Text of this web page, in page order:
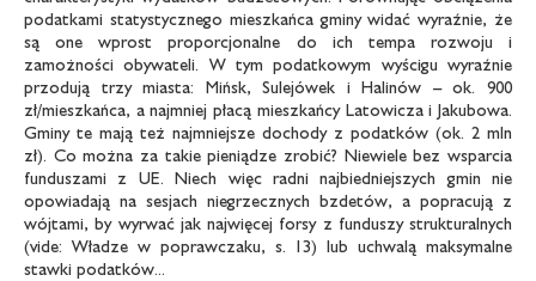
podatkami statystycznego mieszkańca gminy widać wyraźnie, że
są one wprost proporcjonalne do ich tempa rozwoju i
zamożności obywateli. W tym podatkowym wyścigu wyraźnie
przodują trzy miasta: Mińsk, Sulejówek i Halinów – ok. 900
zł/mieszkańca, a najmniej płacą mieszkańcy Latowicza i Jakubowa.
Gminy te mają też najmniejsze dochody z podatków (ok. 2 mln
zł). Co można za takie pieniądze zrobić? Niewiele bez wsparcia
funduszami z UE. Niech więc radni najbiedniejszych gmin nie
opowiadają na sesjach niegrzecznych bzdetów, a popracują z
wójtami, by wyrwać jak najwięcej forsy z funduszy strukturalnych
(vide: Władze w poprawczaku, s. 13) lub uchwalą maksymalne
stawki podatków...